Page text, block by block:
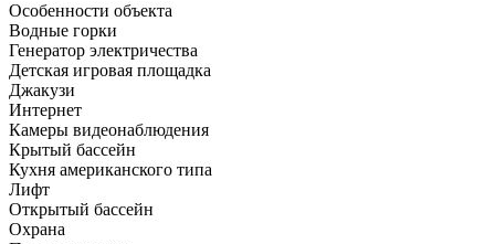
Особенности объекта
Водные горки
Генератор электричества
Детская игровая площадка
Джакузи
Интернет
Камеры видеонаблюдения
Крытый бассейн
Кухня американского типа
Лифт
Открытый бассейн
Охрана